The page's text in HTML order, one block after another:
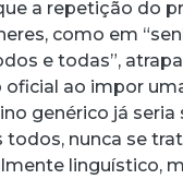
a repetição do
como em
e todas”,
ao impor
genérico já seria
todos, nunca se
linguístico,